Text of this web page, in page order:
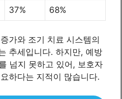
37% 68%
가와 조기 치료 시스템의
추세입니다. 하지만, 예방
넘지 못하고 있어, 보호자
하다는 지적이 많습니다.